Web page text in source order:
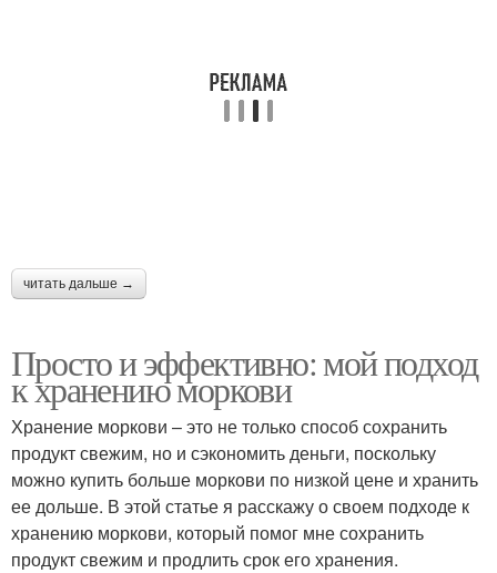
читать дальше →
Просто и эффективно: мой подход
к хранению моркови
Хранение моркови – это не только способ сохранить
продукт свежим, но и сэкономить деньги, поскольку
можно купить больше моркови по низкой цене и хранить
ее дольше. В этой статье я расскажу о своем подходе к
хранению моркови, который помог мне сохранить
продукт свежим и продлить срок его хранения.